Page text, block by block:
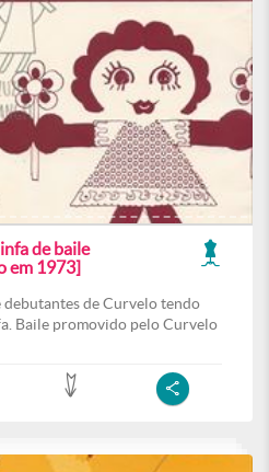
de baile
em 1973]
de Curvelo tendo
Baile promovido pelo Curvelo